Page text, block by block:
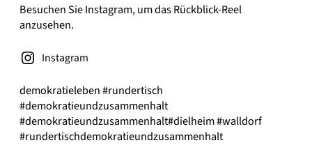
Besuchen Sie Instagram, um das Rückblick-Reel
anzusehen.
Instagram
demokratieleben #rundertisch
#demokratieundzusammenhalt
#demokratieundzusammenhalt#dielheim #walldorf
#rundertischdemokratieundzusammenhalt